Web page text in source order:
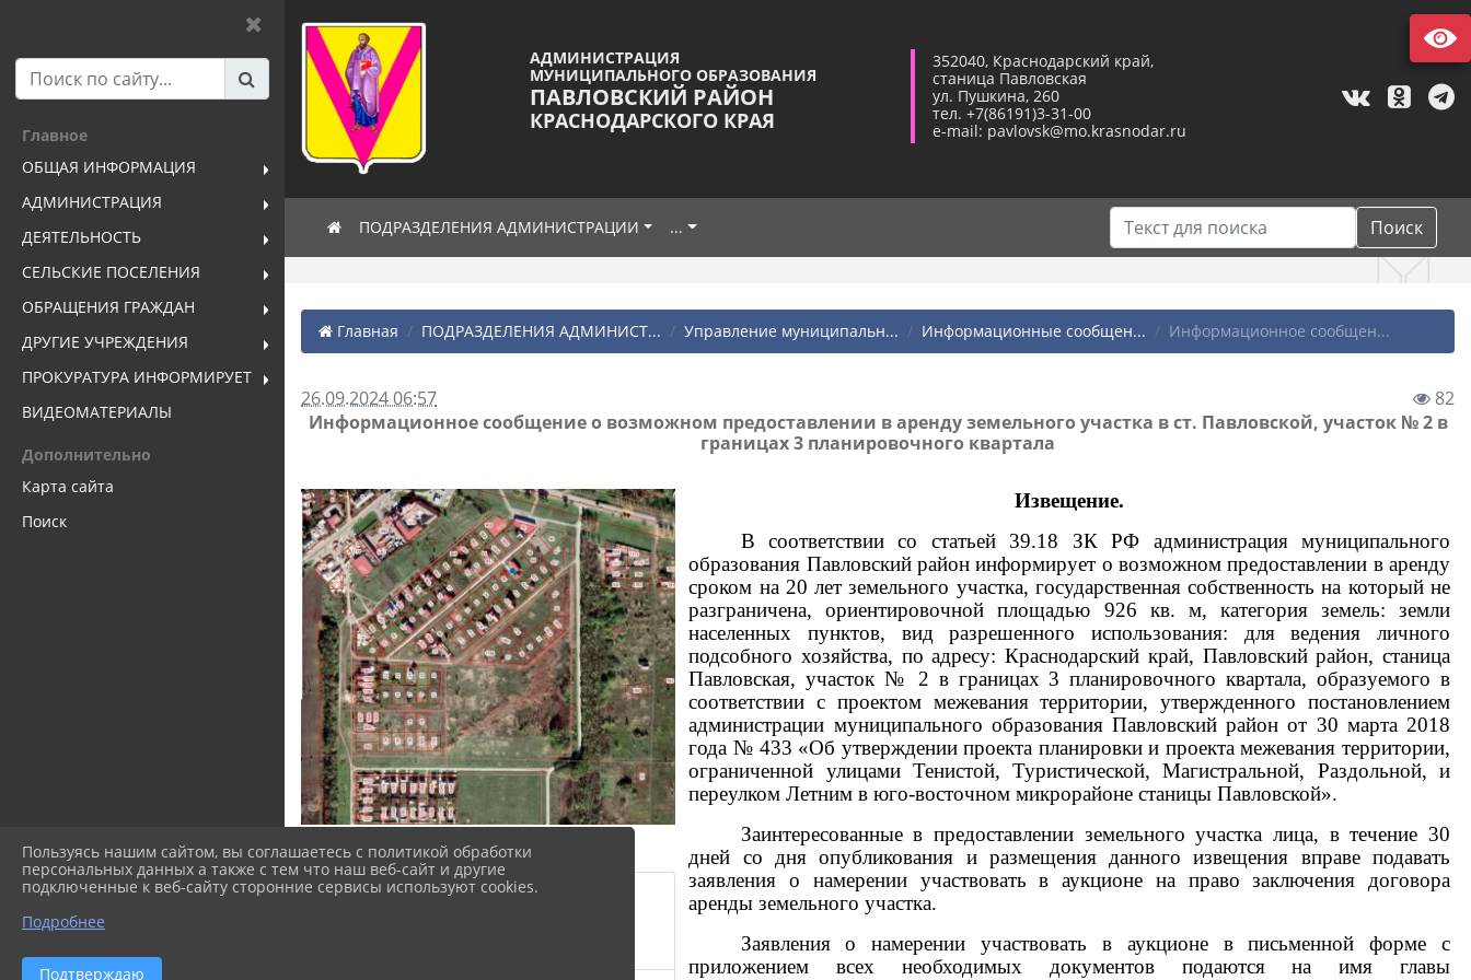
Главное
ОБЩАЯ ИНФОРМАЦИЯ
АДМИНИСТРАЦИЯ
ДЕЯТЕЛЬНОСТЬ
СЕЛЬСКИЕ ПОСЕЛЕНИЯ
ОБРАЩЕНИЯ ГРАЖДАН
ДРУГИЕ УЧРЕЖДЕНИЯ
ПРОКУРАТУРА ИНФОРМИРУЕТ
ВИДЕОМАТЕРИАЛЫ
Дополнительно
Карта сайта
Поиск
АДМИНИСТРАЦИЯ
МУНИЦИПАЛЬНОГО ОБРАЗОВАНИЯ
ПАВЛОВСКИЙ РАЙОН
КРАСНОДАРСКОГО КРАЯ
352040, Краснодарский край,
станица Павловская
ул. Пушкина, 260
тел. +7(86191)3-31-00
e-mail: pavlovsk@mo.krasnodar.ru
ПОДРАЗДЕЛЕНИЯ АДМИНИСТРАЦИИ ... Поиск
Главная ПОДРАЗДЕЛЕНИЯ АДМИНИСТ... Управление муниципальн... Информационные сообщен... Информационное сообщен...
26.09.2024 06:57
82
Информационное сообщение о возможном предоставлении в аренду земельного участка в ст. Павловской, участок № 2 в
границах 3 планировочного квартала
Файлы
Извещение.
В соответствии со статьей 39.18 ЗК РФ администрация муниципального
образования Павловский район информирует о возможном предоставлении в аренду
сроком на 20 лет земельного участка, государственная собственность на который не
разграничена, ориентировочной площадью 926 кв. м, категория земель: земли
населенных пунктов, вид разрешенного использования: для ведения личного
подсобного хозяйства, по адресу: Краснодарский край, Павловский район, станица
Павловская, участок № 2 в границах 3 планировочного квартала, образуемого в
соответствии с проектом межевания территории, утвержденного постановлением
администрации муниципального образования Павловский район от 30 марта 2018
года № 433 «Об утверждении проекта планировки и проекта межевания территории,
ограниченной улицами Тенистой, Туристической, Магистральной, Раздольной, и
переулком Летним в юго-восточном микрорайоне станицы Павловской».
Заинтересованные в предоставлении земельного участка лица, в течение 30
дней со дня опубликования и размещения данного извещения вправе подавать
заявления о намерении участвовать в аукционе на право заключения договора
аренды земельного участка.
Заявления о намерении участвовать в аукционе в письменной форме с
приложением всех необходимых документов подаются на имя главы
Пользуясь нашим сайтом, вы соглашаетесь с политикой обработки
персональных данных а также с тем что наш веб-сайт и другие
подключенные к веб-сайту сторонние сервисы используют cookies.
Подробнее
Подтверждаю